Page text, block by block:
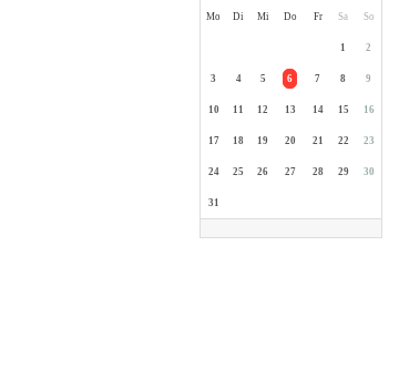
Mo Di Mi Do Fr Sa So
1 2
3 4 5 6 7 8 9
10 11 12 13 14 15 16
17 18 19 20 21 22 23
24 25 26 27 28 29 30
31